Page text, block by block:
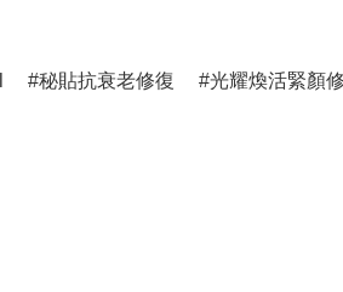
秘貼抗衰老修復 光耀煥活緊顏